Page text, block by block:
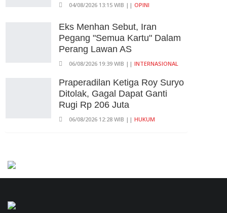
04/08/2026 13:15 WIB || OPINI
Eks Menhan Sebut, Iran
Pegang "Semua Kartu" Dalam
Perang Lawan AS
06/08/2026 19:39 WIB || INTERNASIONAL
Praperadilan Ketiga Roy Suryo
Ditolak, Gagal Dapat Ganti
Rugi Rp 206 Juta
06/08/2026 12:28 WIB || HUKUM